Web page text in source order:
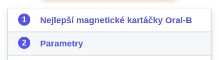
Nejlepší magnetické kartáčky Oral-B
Parametry